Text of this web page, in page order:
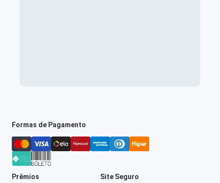
Formas de Pagamento
Prêmios Site Seguro